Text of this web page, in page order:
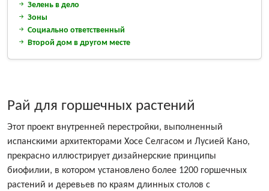
Зелень в дело
Зоны
Социально ответственный
Второй дом в другом месте
Рай для горшечных растений
Этот проект внутренней перестройки, выполненный
испанскими архитекторами Хосе Селгасом и Лусией Кано,
прекрасно иллюстрирует дизайнерские принципы
биофилии, в котором установлено более 1200 горшечных
растений и деревьев по краям длинных столов с